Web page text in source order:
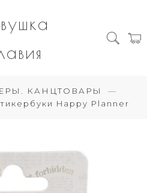
КАНЦТОВАРЫ
Happy Planner